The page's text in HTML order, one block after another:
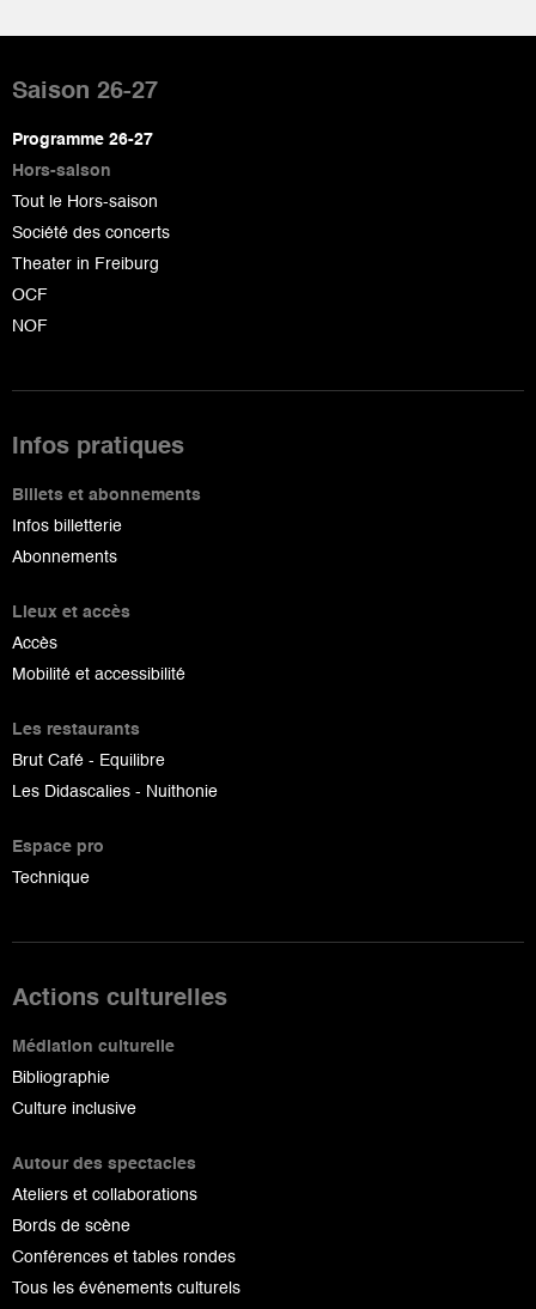
de
page
Saison 26-27
Programme 26-27
Hors-saison
Tout le Hors-saison
Société des concerts
Theater in Freiburg
OCF
NOF
Infos pratiques
Billets et abonnements
Infos billetterie
Abonnements
Lieux et accès
Accès
Mobilité et accessibilité
Les restaurants
Brut Café - Equilibre
Les Didascalies - Nuithonie
Espace pro
Technique
Actions culturelles
Médiation culturelle
Bibliographie
Culture inclusive
Autour des spectacles
Ateliers et collaborations
Bords de scène
Conférences et tables rondes
Tous les événements culturels